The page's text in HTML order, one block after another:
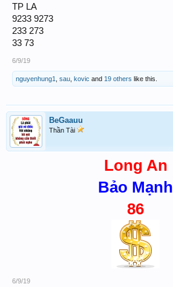
TP LA
9233 9273
233 273
33 73
6/9/19
nguyenhung1 sau kovic and 19 others like this.
BeGaauu
Thần Tài
Long An
Bảo Mạnh
86
6/9/19